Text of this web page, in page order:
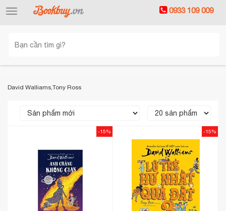
Toggle
0933 109 009
David Walliams,Tony Ross
-15% -15%